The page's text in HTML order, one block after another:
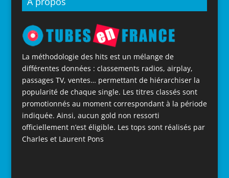
La méthodologie des hits est un mélange de
différentes données : classements radios, airplay,
passages TV, ventes… permettant de hiérarchiser la
popularité de chaque single. Les titres classés sont
promotionnés au moment correspondant à la période
indiquée. Ainsi, aucun gold non ressorti
officiellement n’est éligible. Les tops sont réalisés par
Charles et Laurent Pons